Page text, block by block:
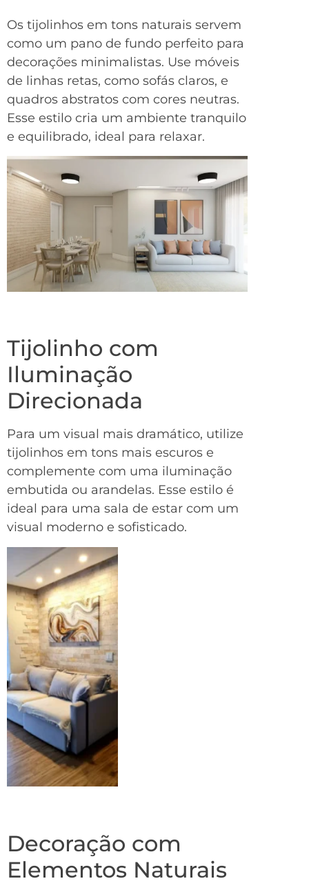
Os tijolinhos em tons naturais servem
como um pano de fundo perfeito para
decorações minimalistas. Use móveis
de linhas retas, como sofás claros, e
quadros abstratos com cores neutras.
Esse estilo cria um ambiente tranquilo
e equilibrado, ideal para relaxar.
Tijolinho com
Iluminação
Direcionada
Para um visual mais dramático, utilize
tijolinhos em tons mais escuros e
complemente com uma iluminação
embutida ou arandelas. Esse estilo é
ideal para uma sala de estar com um
visual moderno e sofisticado.
Decoração com
Elementos Naturais